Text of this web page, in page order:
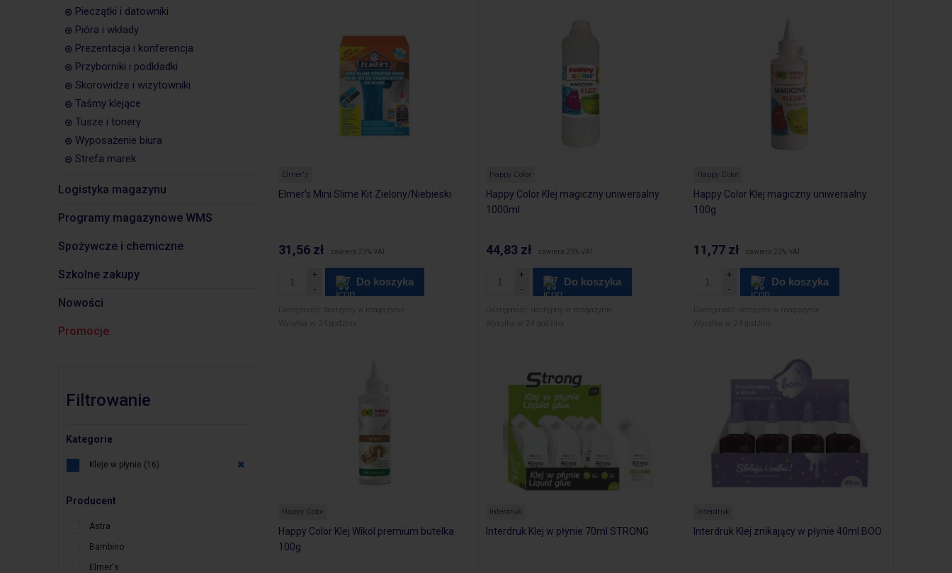
Pieczątki i datowniki
Pióra i wkłady
Prezentacja i konferencja
Przyborniki i podkładki
Skorowidze i wizytowniki
Taśmy klejące
Tusze i tonery
Wyposażenie biura
Strefa marek
Logistyka magazynu
Programy magazynowe WMS
Spożywcze i chemiczne
Szkolne zakupy
Nowości
Promocje
Filtrowanie
Kategorie
Kleje w płynie (16)
Producent
Astra
Bambino
Elmer's
Elmer's
Elmer's Mini Slime Kit Zielony/Niebieski
31,56 zł zawiera 23% VAT
Do koszyka
Dostępność:
dostępny w magazynie
Wysyłka w:
24 godziny
Happy Color
Happy Color Klej magiczny uniwersalny
1000ml
44,83 zł zawiera 23% VAT
Do koszyka
Dostępność:
dostępny w magazynie
Wysyłka w:
24 godziny
Happy Color
Happy Color Klej magiczny uniwersalny
100g
11,77 zł zawiera 23% VAT
Do koszyka
Dostępność:
dostępny w magazynie
Wysyłka w:
24 godziny
Happy Color
Happy Color Klej Wikol premium butelka
100g
Interdruk
Interdruk Klej w płynie 70ml STRONG
Interdruk
Interdruk Klej znikający w płynie 40ml BOO